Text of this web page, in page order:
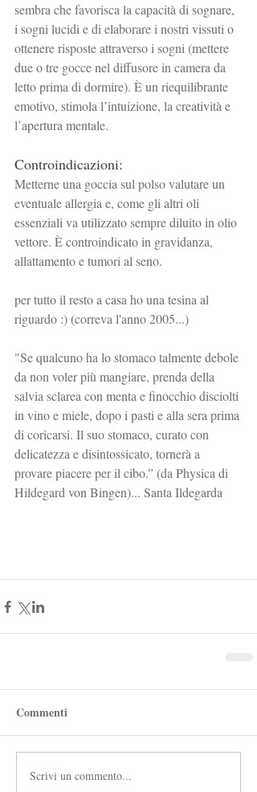
sembra che favorisca la capacità di sognare,
i sogni lucidi e di elaborare i nostri vissuti o
ottenere risposte attraverso i sogni (mettere
due o tre gocce nel diffusore in camera da
letto prima di dormire). È un riequilibrante
emotivo, stimola l’intuizione, la creatività e
l’apertura mentale.
Controindicazioni:
Metterne una goccia sul polso valutare un
eventuale allergia e, come gli altri oli
essenziali va utilizzato sempre diluito in olio
vettore. È controindicato in gravidanza,
allattamento e tumori al seno.
per tutto il resto a casa ho una tesina al
riguardo :) (correva l'anno 2005...)
"Se qualcuno ha lo stomaco talmente debole
da non voler più mangiare, prenda della
salvia sclarea con menta e finocchio disciolti
in vino e miele, dopo i pasti e alla sera prima
di coricarsi. Il suo stomaco, curato con
delicatezza e disintossicato, tornerà a
provare piacere per il cibo.” (da Physica di
Hildegard von Bingen)... Santa Ildegarda
Commenti
Scrivi un commento...